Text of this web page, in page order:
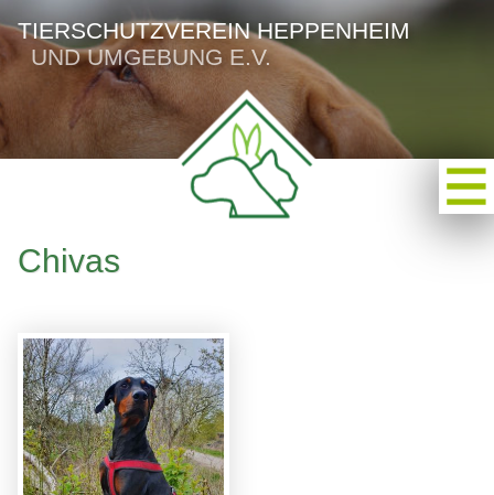
TIERSCHUTZVEREIN HEPPENHEIM
UND UMGEBUNG E.V.
Chivas